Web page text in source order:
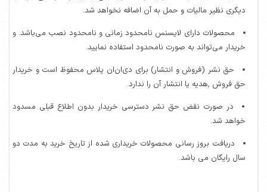
دیگری نظیر مالیات و حمل به آن اضافه نخواهد شد.
محصولات دارای لایسنس نامحدود زمانی و نامحدود نصب می‌باشد. و
خریدار می‌تواند به صورت نامحدود استفاده نمایید.
حق نشر (فروش و انتشار) برای دی‌ان‌ان پلاس محفوظ است و خریدار
حق فروش ,هدیه یا انتشار آن را ندارد.
در صورت نقض حق نشر دسترسی خریدار بدون اطلاع قبلی مسدود
خواهد شد.
دریافت بروز رسانی محصولات خریداری شده از تاریخ خرید به مدت دو
سال رایگان می باشد.